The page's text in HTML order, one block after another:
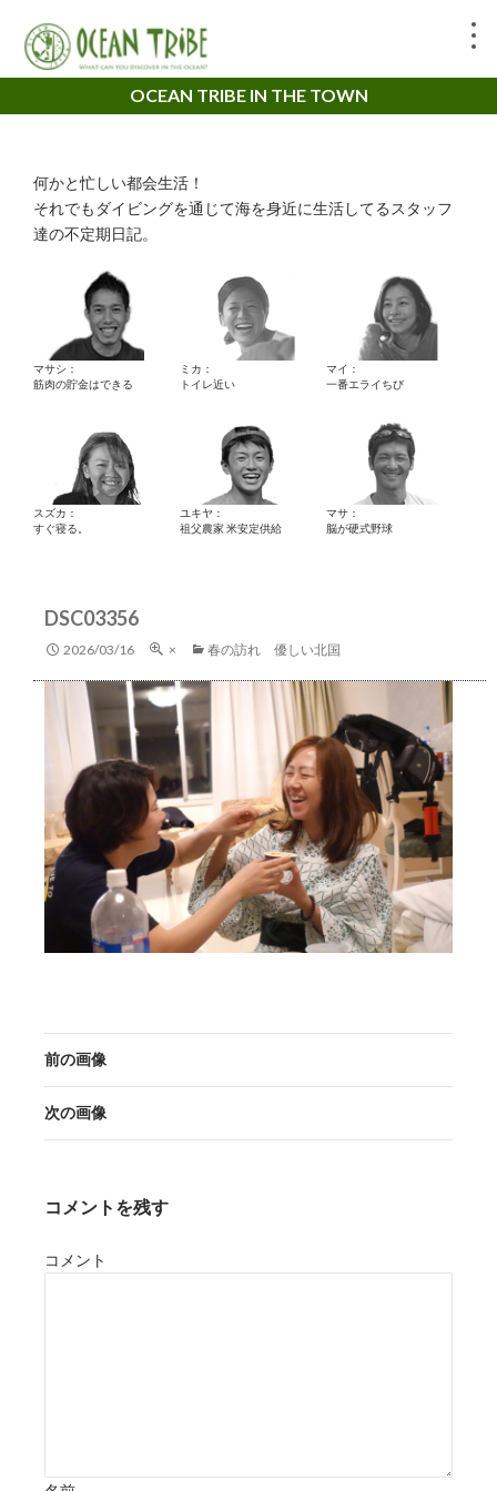
OCEAN TRIBE IN THE TOWN
何かと忙しい都会生活！
それでもダイビングを通じて海を身近に生活してるスタッフ
達の不定期日記。
マサシ：
筋肉の貯金はできる
ミカ：
トイレ近い
マイ：
一番エライちび
スズカ：
すぐ寝る。
ユキヤ：
祖父農家 米安定供給
マサ：
脳が硬式野球
DSC03356
2026/03/16 × 春の訪れ 優しい北国
前の画像
次の画像
コメントを残す
コメント